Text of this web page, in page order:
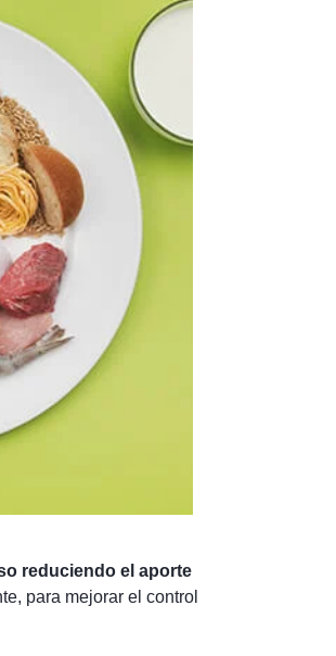
reduciendo el aporte
para mejorar el control